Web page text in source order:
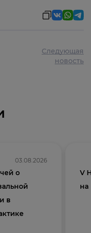
Следующая
новость
03.08.2026
о
в
V
на